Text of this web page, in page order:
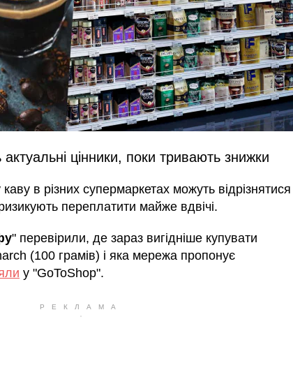
цінники, поки тривають знижки
в різних супермаркетах можуть відрізнятися
переплатити майже вдвічі.
" перевірили, де зараз вигідніше купувати
(100 грамів) і яка мережа пропонує
у "GoToShop".